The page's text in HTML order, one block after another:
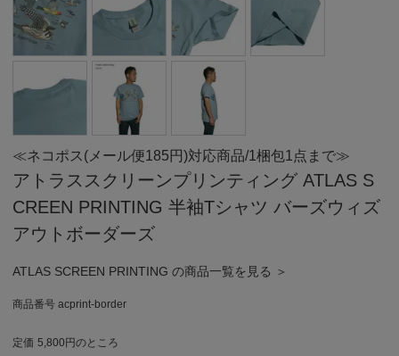
≪ネコポス(メール便185円)対応商品/1梱包1点まで≫
アトラススクリーンプリンティング ATLAS S
CREEN PRINTING 半袖Tシャツ バーズウィズ
アウトボーダーズ
ATLAS SCREEN PRINTING の商品一覧を見る ＞
商品番号 acprint-border
定価 5,800 のところ